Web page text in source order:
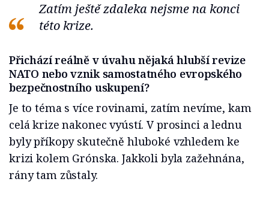
Zatím ještě zdaleka nejsme na konci
této krize.
Přichází reálně v úvahu nějaká hlubší revize
NATO nebo vznik samostatného evropského
bezpečnostního uskupení?
Je to téma s více rovinami, zatím nevíme, kam
celá krize nakonec vyústí. V prosinci a lednu
byly příkopy skutečně hluboké vzhledem ke
krizi kolem Grónska. Jakkoli byla zažehnána,
rány tam zůstaly.